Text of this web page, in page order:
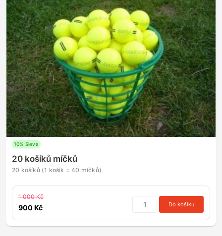
10% Sleva
20 košíků míčků
20 košíků (1 košík = 40 míčků)
1 000 Kč
900 Kč Do košíku